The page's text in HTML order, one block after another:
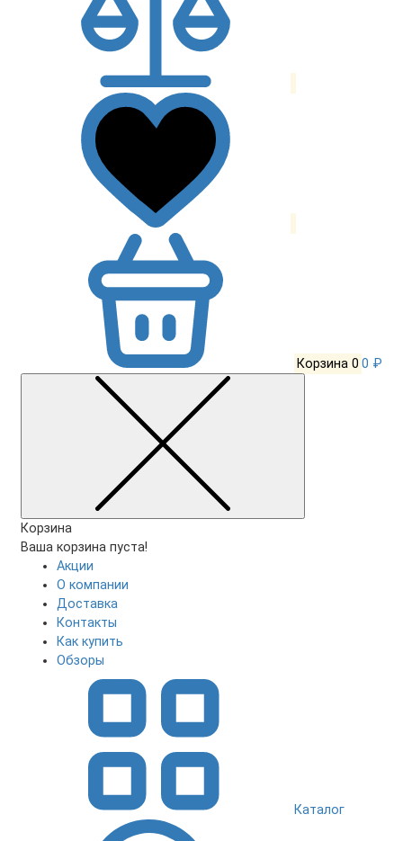
Корзина 0 0 ₽
Корзина
Ваша корзина пуста!
Акции
О компании
Доставка
Контакты
Как купить
Обзоры
Каталог